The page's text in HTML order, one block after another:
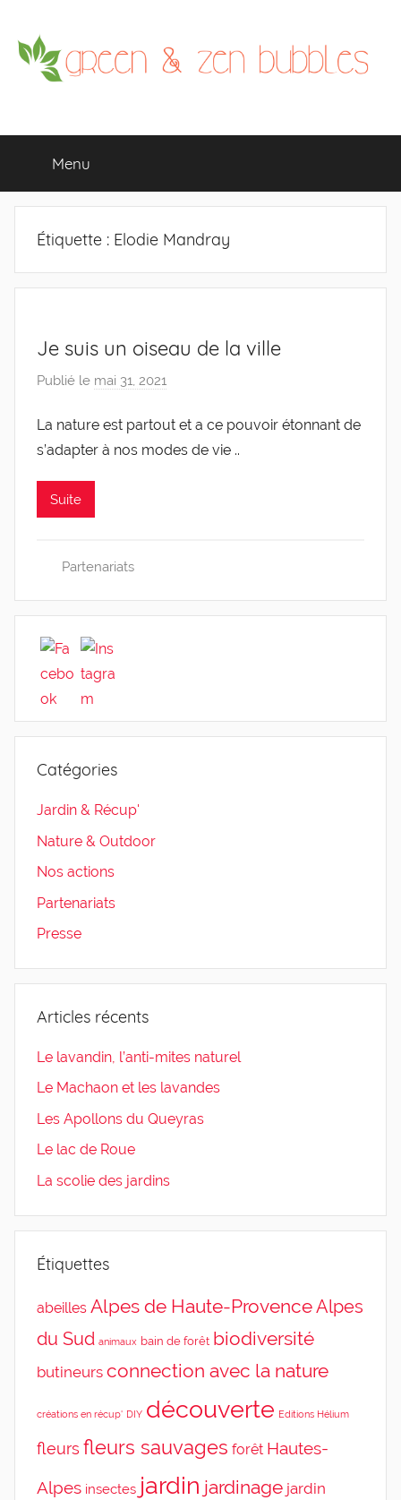
contenu
Menu
Étiquette : Elodie Mandray
Je suis un oiseau de la ville
Publié le mai 31, 2021
r
C
e
La nature est partout et a ce pouvoir étonnant de
s’adapter à nos modes de vie ..
Suite
Partenariats
Catégories
Jardin & Récup'
Nature & Outdoor
Nos actions
Partenariats
Presse
Articles récents
Le lavandin, l’anti-mites naturel
Le Machaon et les lavandes
Les Apollons du Queyras
Le lac de Roue
La scolie des jardins
Étiquettes
abeilles Alpes de Haute-ProvenceAlpes
du Sud animaux bain de forêt biodiversité
butineurs connection avec la nature
créations en récup' DIY découverte Editions Hélium
fleurs fleurs sauvages forêt Hautes-
Alpes insectes jardin jardinage jardin